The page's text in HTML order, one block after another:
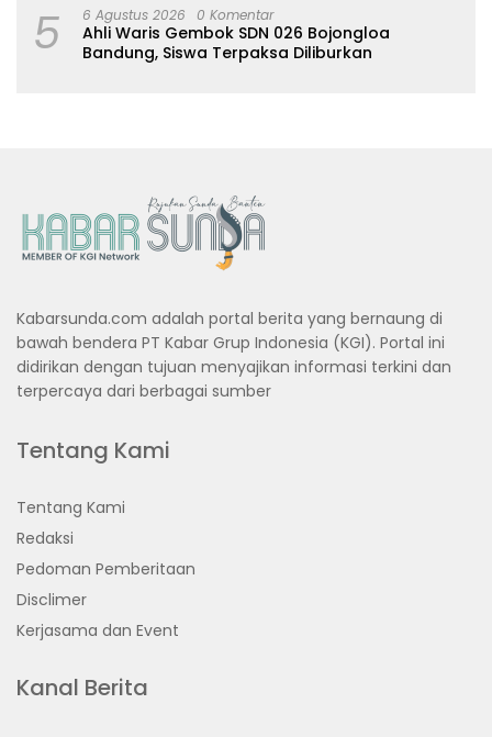
5 6 Agustus 2026 0 Komentar
Ahli Waris Gembok SDN 026 Bojongloa
Bandung, Siswa Terpaksa Diliburkan
Kabarsunda.com adalah portal berita yang bernaung di
bawah bendera PT Kabar Grup Indonesia (KGI). Portal ini
didirikan dengan tujuan menyajikan informasi terkini dan
terpercaya dari berbagai sumber
Tentang Kami
Tentang Kami
Redaksi
Pedoman Pemberitaan
Disclimer
Kerjasama dan Event
Kanal Berita